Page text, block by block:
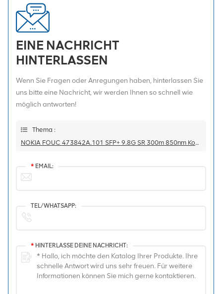
EINE NACHRICHT
HINTERLASSEN
Wenn Sie Fragen oder Anregungen haben, hinterlassen Sie
uns bitte eine Nachricht, wir werden Ihnen so schnell wie
möglich antworten!
Thema :
NOKIA FOUC 473842A.101 SFP+ 9.8G SR 300m 850nm Kompatibler Transceiver
* EMAIL:
TEL/WHATSAPP:
* HINTERLASSE DEINE NACHRICHT: